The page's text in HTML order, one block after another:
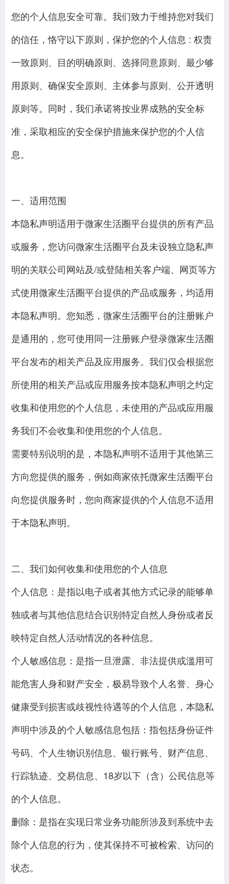
您的个人信息安全可靠。我们致力于维持您对我们
的信任，恪守以下原则，保护您的个人信息 : 权责
一致原则、目的明确原则、选择同意原则、最少够
用原则、确保安全原则、主体参与原则、公开透明
原则等。同时，我们承诺将按业界成熟的安全标
准，采取相应的安全保护措施来保护您的个人信
息。
一、适用范围
本隐私声明适用于微家生活圈平台提供的所有产品
或服务，您访问微家生活圈平台及未设独立隐私声
明的关联公司网站及/或登陆相关客户端、网页等方
式使用微家生活圈平台提供的产品或服务，均适用
本隐私声明。您知悉，微家生活圈平台的注册账户
是通用的，您可使用同一注册账户登录微家生活圈
平台发布的相关产品及应用服务。我们仅会根据您
所使用的相关产品或应用服务按本隐私声明之约定
收集和使用您的个人信息，未使用的产品或应用服
务我们不会收集和使用您的个人信息。
需要特别说明的是，本隐私声明不适用于其他第三
方向您提供的服务，例如商家依托微家生活圈平台
向您提供服务时，您向商家提供的个人信息不适用
于本隐私声明。
二、我们如何收集和使用您的个人信息
个人信息：是指以电子或者其他方式记录的能够单
独或者与其他信息结合识别特定自然人身份或者反
映特定自然人活动情况的各种信息。
个人敏感信息：是指一旦泄露、非法提供或滥用可
能危害人身和财产安全，极易导致个人名誉、身心
健康受到损害或歧视性待遇等的个人信息，本隐私
声明中涉及的个人敏感信息包括：指包括身份证件
号码、个人生物识别信息、银行账号、财产信息、
行踪轨迹、交易信息、18岁以下（含）公民信息等
的个人信息。
删除：是指在实现日常业务功能所涉及到系统中去
除个人信息的行为，使其保持不可被检索、访问的
状态。